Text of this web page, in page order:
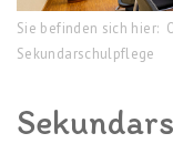
Sie befinden sich hier:
Sekundarschulpflege